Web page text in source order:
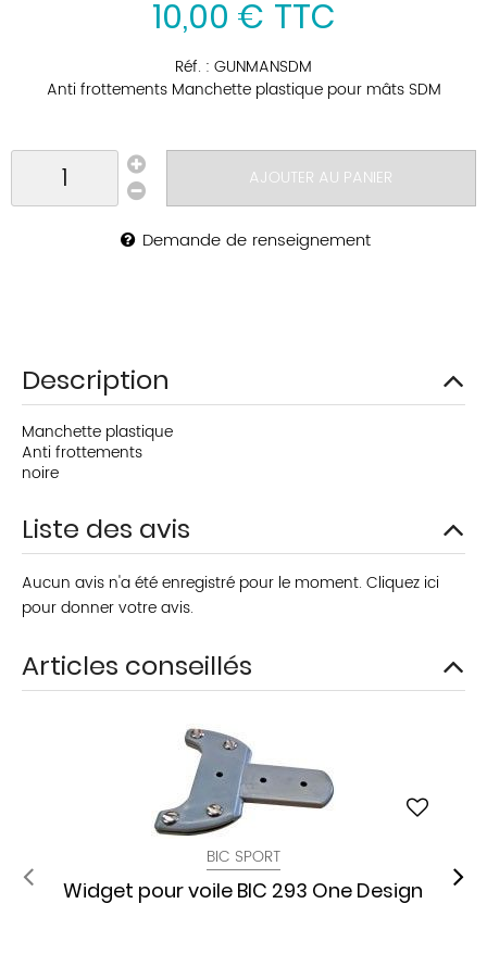
10,00 € TTC
Réf. : GUNMANSDM
Anti frottements Manchette plastique pour mâts SDM
AJOUTER AU PANIER
Demande de renseignement
Description
Manchette plastique
Anti frottements
noire
Liste des avis
Aucun avis n'a été enregistré pour le moment. Cliquez ici
pour donner votre avis.
Articles conseillés
BIC SPORT
Widget pour voile BIC 293 One Design